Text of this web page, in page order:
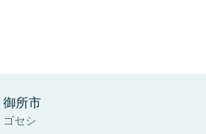
御所市
ゴセシ